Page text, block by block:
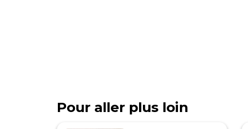
Pour aller plus loin